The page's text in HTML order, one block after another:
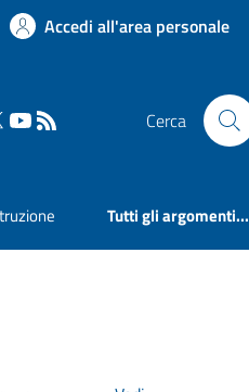
Accedi all'area personale
Cerca
Tutti gli argomenti...